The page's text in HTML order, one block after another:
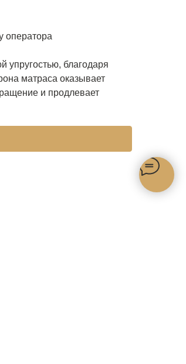
оператора
упругостью, благодаря
матраса оказывает
и продлевает